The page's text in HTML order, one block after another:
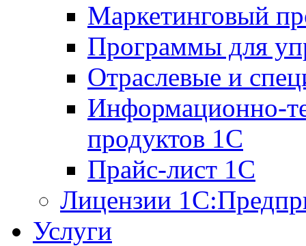
Маркетинговый
Программы для
Отраслевые и
Информационно-
продуктов 1С
Прайс-лист 1С
Лицензии
Услуги